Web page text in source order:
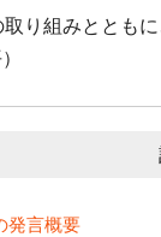
り組みととも
発言概要